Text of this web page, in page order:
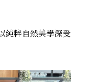
純粹自然美學深受